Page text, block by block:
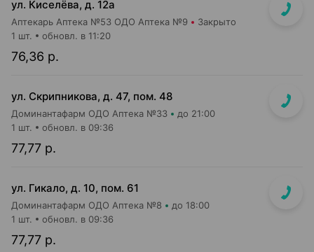
ул. Киселёва, д. 12а
Аптекарь Аптека №53 ОДО Аптека №9 Закрыто
76,36 р.
1 шт. обновл. в 11:20
ул. Скрипникова, д. 47, пом. 48
Доминантафарм ОДО Аптека №33 до 21:00
77,77 р.
1 шт. обновл. в 09:36
ул. Гикало, д. 10, пом. 61
Доминантафарм ОДО Аптека №8 до 18:00
77,77 р.
1 шт. обновл. в 09:36